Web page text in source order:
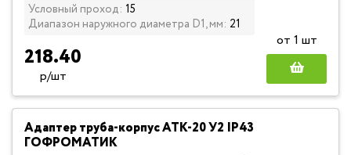
Условный проход: 15
Диапазон наружного диаметра D1, мм: 21
218.40
р/шт
от 1 шт
Адаптер труба-корпус АТК-20 У2 IP43
ГОФРОМАТИК